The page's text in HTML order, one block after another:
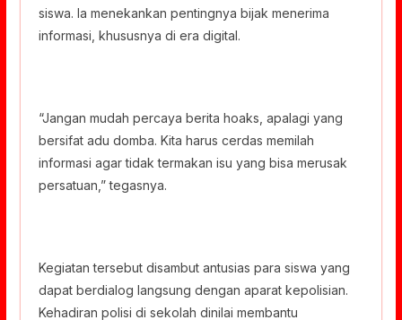
siswa. Ia menekankan pentingnya bijak menerima
informasi, khususnya di era digital.
“Jangan mudah percaya berita hoaks, apalagi yang
bersifat adu domba. Kita harus cerdas memilah
informasi agar tidak termakan isu yang bisa merusak
persatuan,” tegasnya.
Kegiatan tersebut disambut antusias para siswa yang
dapat berdialog langsung dengan aparat kepolisian.
Kehadiran polisi di sekolah dinilai membantu